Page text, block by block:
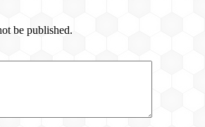
be published.